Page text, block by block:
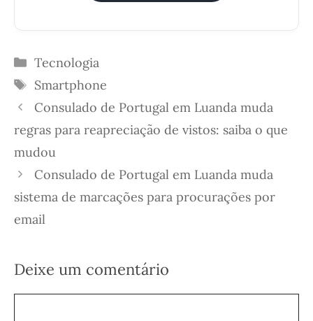
Categorias
Tecnologia
Etiquetas
Smartphone
Consulado de Portugal em Luanda muda
regras para reapreciação de vistos: saiba o que
mudou
Consulado de Portugal em Luanda muda
sistema de marcações para procurações por
email
Deixe um comentário